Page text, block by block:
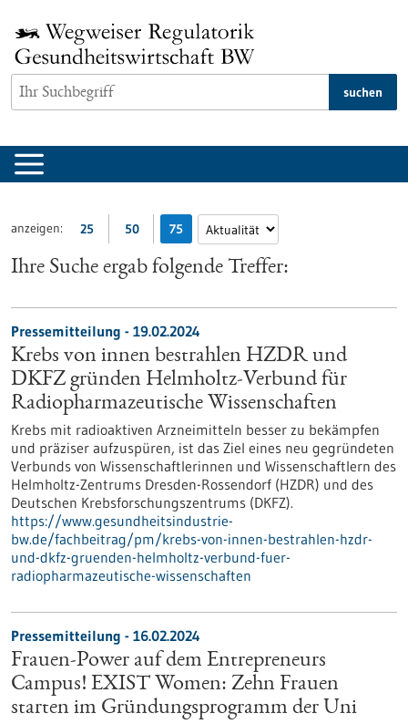
Inhalt
springen
suchen
anzeigen: 25 50 75
Ihre Suche ergab folgende Treffer:
Pressemitteilung - 19.02.2024
Krebs von innen bestrahlen HZDR und
DKFZ gründen Helmholtz-Verbund für
Radiopharmazeutische Wissenschaften
Krebs mit radioaktiven Arzneimitteln besser zu bekämpfen
und präziser aufzuspüren, ist das Ziel eines neu gegründeten
Verbunds von Wissenschaftlerinnen und Wissenschaftlern des
Helmholtz-Zentrums Dresden-Rossendorf (HZDR) und des
Deutschen Krebsforschungszentrums (DKFZ).
https://www.gesundheitsindustrie-
bw.de/fachbeitrag/pm/krebs-von-innen-bestrahlen-hzdr-
und-dkfz-gruenden-helmholtz-verbund-fuer-
radiopharmazeutische-wissenschaften
Pressemitteilung - 16.02.2024
Frauen-Power auf dem Entrepreneurs
Campus! EXIST Women: Zehn Frauen
starten im Gründungsprogramm der Uni